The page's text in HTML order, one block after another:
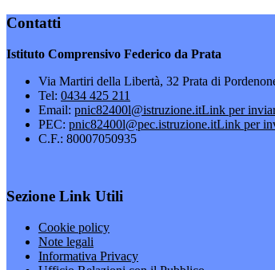
Contatti
Istituto Comprensivo Federico da Prata
Via Martiri della Libertà, 32 Prata di
Tel: 0434 425 211
Email: pnic82400l@istruzione.itLink per
PEC: pnic82400l@pec.istruzione.itLink per
C.F.: 80007050935
Sezione Link Utili
Cookie policy
Note legali
Informativa Privacy